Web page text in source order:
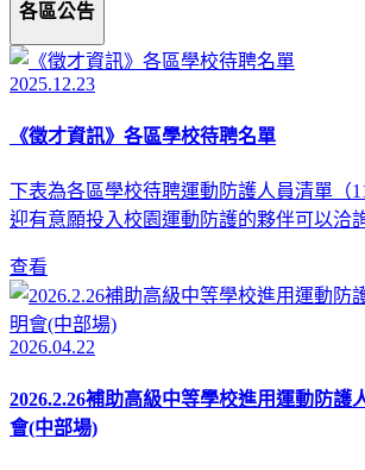
各區公告
2025.12.23
《徵才資訊》各區學校待聘名單
下表為各區學校待聘運動防護人員清單（
迎有意願投入校園運動防護的夥伴可以洽
查看
2026.04.22
2026.2.26補助高級中等學校進用運動防護
會(中部場)